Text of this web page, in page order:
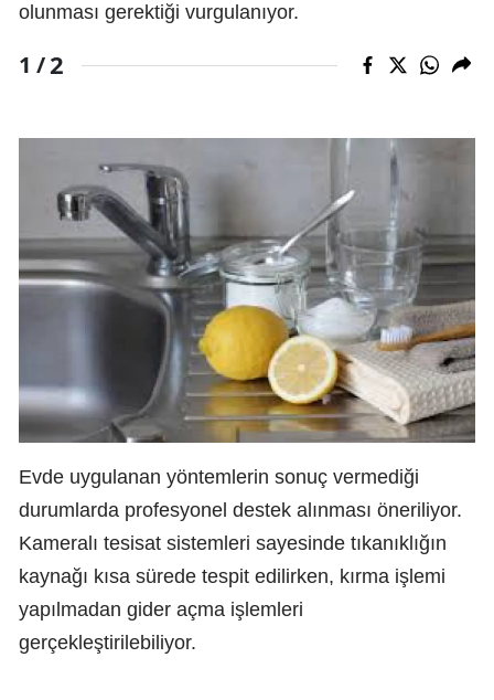
olunması gerektiği vurgulanıyor.
1 /2
Evde uygulanan yöntemlerin sonuç vermediği
durumlarda profesyonel destek alınması öneriliyor.
Kameralı tesisat sistemleri sayesinde tıkanıklığın
kaynağı kısa sürede tespit edilirken, kırma işlemi
yapılmadan gider açma işlemleri
gerçekleştirilebiliyor.